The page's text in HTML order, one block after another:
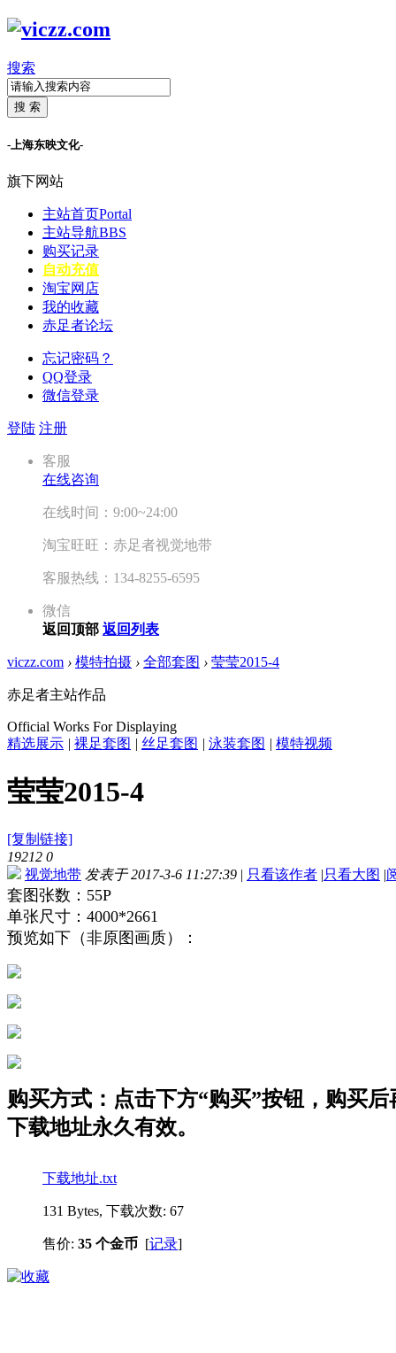
搜索
搜 索
-上海东映文化-
旗下网站
主站首页Portal
主站导航BBS
购买记录
自动充值
淘宝网店
我的收藏
赤足者论坛
忘记密码？
QQ登录
微信登录
登陆 注册
客服
在线咨询
在线时间：9:00~24:00
淘宝旺旺：赤足者视觉地带
客服热线：134-8255-6595
微信
返回顶部 返回列表
viczz.com › 模特拍摄 › 全部套图 › 莹莹2015-4
赤足者主站作品
Official Works For Displaying
精选展示 | 裸足套图 | 丝足套图 | 泳装套图 | 模特视频
莹莹2015-4
[复制链接]
19212 0
视觉地带 发表于 2017-3-6 11:27:39 | 只看该作者 |只看大图 |
套图张数：55P
单张尺寸：4000*2661
预览如下（非原图画质）：
购买方式：点击下方“购买”按钮，购买
下载地址永久有效。
下载地址.txt
131 Bytes, 下载次数: 67
售价: 35 个金币 [记录]